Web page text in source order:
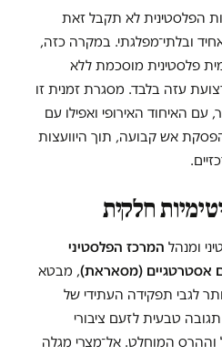
הפלסטינית לא תקבל זאת
ובלתי־מפלגתי. במקרה כזה,
פלסטינית מוסכמת ללא
עזה בלבד. מסגרת זמנית זו
עם האיחוד האירופי ואפילו עם
אש קבועה, תוך היוועצות
חלקית
ומנהל המרכז הפלסטיני
אסטרטגיים (מסאראת), מבטא
לגבי תפקידה העתידי של
טבעית לזעם ציבורי
המוחלט. אל־מצרי מגלה